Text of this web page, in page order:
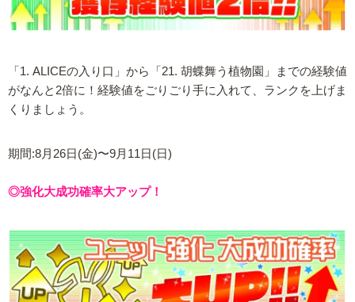
「1. ALICEの入り口」から「21. 胡蝶舞う植物園」までの経験値
がなんと2倍に！経験値をごりごり手に入れて、ランクを上げま
くりましょう。
期間:8月26日(金)〜9月11日(日)
◎強化大成功確率大アップ！